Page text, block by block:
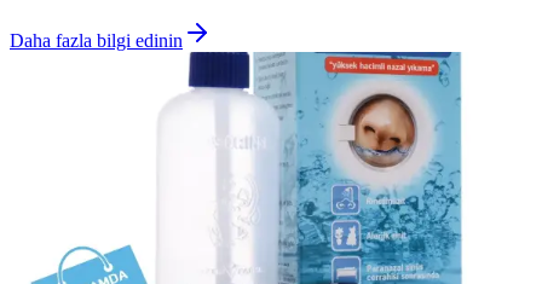
Daha fazla bilgi edinin